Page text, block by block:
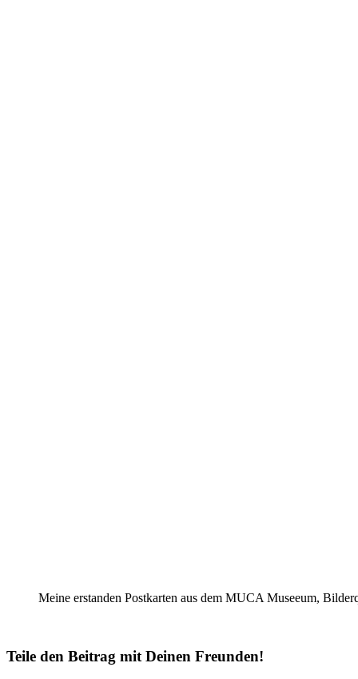
Meine erstanden Postkarten aus dem MUCA Museeum,
Teile den Beitrag mit Deinen Freunden!